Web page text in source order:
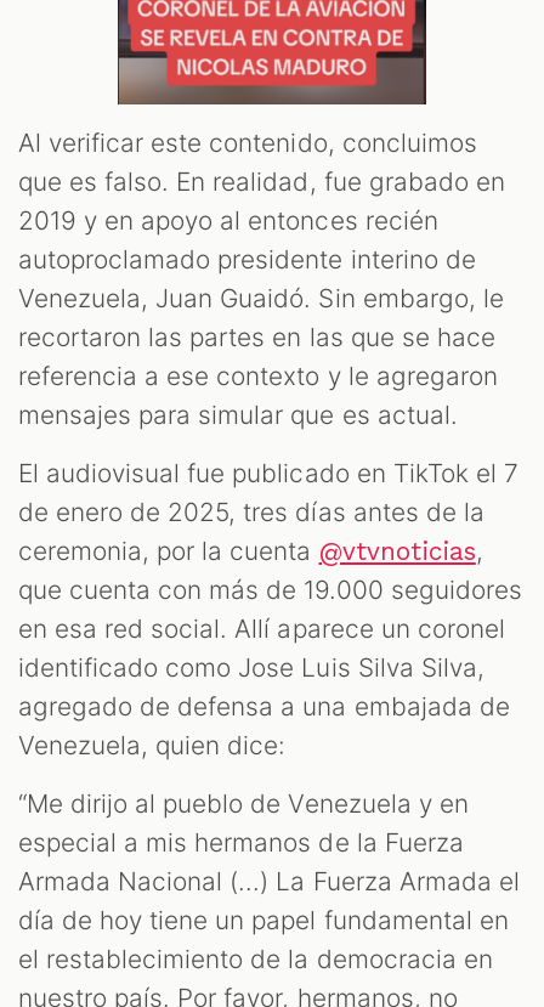
Al verificar este contenido, concluimos
que es falso. En realidad, fue grabado en
2019 y en apoyo al entonces recién
autoproclamado presidente interino de
Venezuela, Juan Guaidó. Sin embargo, le
recortaron las partes en las que se hace
referencia a ese contexto y le agregaron
mensajes para simular que es actual.
El audiovisual fue publicado en TikTok el 7
de enero de 2025, tres días antes de la
ceremonia, por la cuenta @vtvnoticias,
que cuenta con más de 19.000 seguidores
en esa red social. Allí aparece un coronel
identificado como Jose Luis Silva Silva,
agregado de defensa a una embajada de
Venezuela, quien dice:
“Me dirijo al pueblo de Venezuela y en
especial a mis hermanos de la Fuerza
Armada Nacional (...) La Fuerza Armada el
día de hoy tiene un papel fundamental en
el restablecimiento de la democracia en
nuestro país. Por favor, hermanos, no